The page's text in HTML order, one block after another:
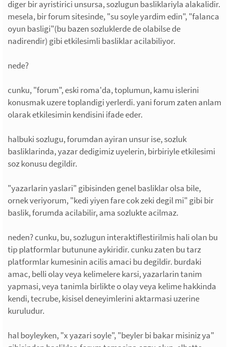
diger bir ayristirici unsursa, sozlugun basliklariyla alakalidir.
mesela, bir forum sitesinde, "su soyle yardim edin", "falanca
oyun basligi"(bu bazen sozluklerde de olabilse de
nadirendir) gibi etkilesimli basliklar acilabiliyor.
nede?
cunku, "forum", eski roma'da, toplumun, kamu islerini
konusmak uzere toplandigi yerlerdi. yani forum zaten anlam
olarak etkilesimin kendisini ifade eder.
halbuki sozlugu, forumdan ayiran unsur ise, sozluk
basliklarinda, yazar dedigimiz uyelerin, birbiriyle etkilesimi
soz konusu degildir.
"yazarlarin yaslari" gibisinden genel basliklar olsa bile,
ornek veriyorum, "kedi yiyen fare cok zeki degil mi" gibi bir
baslik, forumda acilabilir, ama sozlukte acilmaz.
neden? cunku, bu, sozlugun interaktiflestirilmis hali olan bu
tip platformlar butunune aykiridir. cunku zaten bu tarz
platformlar kumesinin acilis amaci bu degildir. burdaki
amac, belli olay veya kelimelere karsi, yazarlarin tanim
yapmasi, veya tanimla birlikte o olay veya kelime hakkinda
kendi, tecrube, kisisel deneyimlerini aktarmasi uzerine
kuruludur.
hal boyleyken, "x yazari soyle", "beyler bi bakar misiniz ya"